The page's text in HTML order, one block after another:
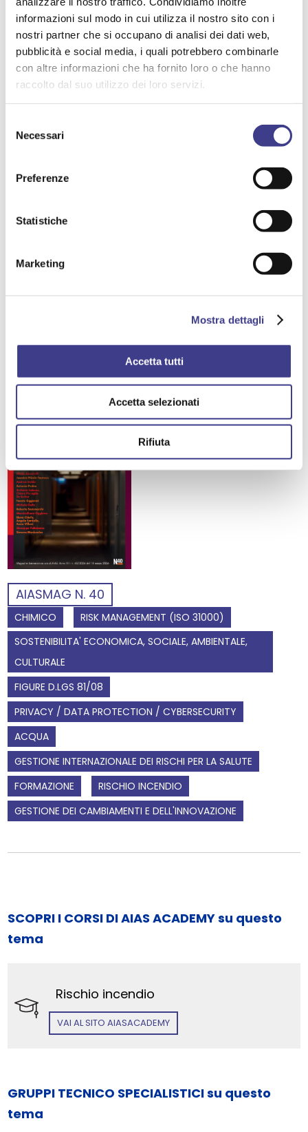
informazioni sul modo in cui utilizza il nostro sito con i
nostri partner che si occupano di analisi dei dati web,
pubblicità e social media, i quali potrebbero combinarle
con altre informazioni che ha fornito loro o che hanno
raccolto dal suo utilizzo dei loro servizi.
delNecessari
Preferenze
Statistiche
Marketing
Mostra dettagli
Accetta tutti
Accetta selezionati
Rifiuta
FIGURE D.LGS 81/08
GESTIONE INTERNAZIONALE DEI RISCHI PER LA SALUTE
ASPETTI METODOLOGICI (VALUTAZIONE DEL RISCHIO,
ECC.)
GESTIONE DEI CAMBIAMENTI E DELL'INNOVAZIONE
CONFERENZA INTERNAZIONALE CFPA EUROPE -
AIAS | Sicurezza antincendio: confronto Italia-
Europa
AIASMAG N. 40
CHIMICO
RISK MANAGEMENT (ISO 31000)
SOSTENIBILITA' ECONOMICA, SOCIALE, AMBIENTALE,
CULTURALE
FIGURE D.LGS 81/08
PRIVACY / DATA PROTECTION / CYBERSECURITY
ACQUA
GESTIONE INTERNAZIONALE DEI RISCHI PER LA SALUTE
FORMAZIONE
RISCHIO INCENDIO
GESTIONE DEI CAMBIAMENTI E DELL'INNOVAZIONE
SCOPRI I CORSI DI AIAS ACADEMY su questo
tema
Rischio incendio
VAI AL SITO AIASACADEMY
GRUPPI TECNICO SPECIALISTICI su questo
tema